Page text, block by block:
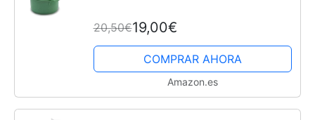
20,50€19,00€
COMPRAR AHORA
Amazon.es